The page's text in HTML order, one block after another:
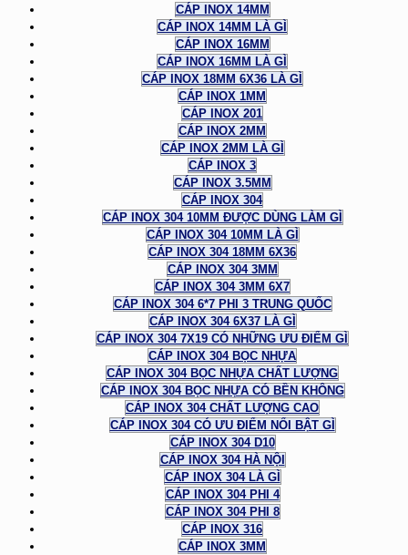
CÁP INOX 14MM
CÁP INOX 14MM LÀ GÌ
CÁP INOX 16MM
CÁP INOX 16MM LÀ GÌ
CÁP INOX 18MM 6X36 LÀ GÌ
CÁP INOX 1MM
CÁP INOX 201
CÁP INOX 2MM
CÁP INOX 2MM LÀ GÌ
CÁP INOX 3
CÁP INOX 3.5MM
CÁP INOX 304
CÁP INOX 304 10MM ĐƯỢC DÙNG LÀM GÌ
CÁP INOX 304 10MM LÀ GÌ
CÁP INOX 304 18MM 6X36
CÁP INOX 304 3MM
CÁP INOX 304 3MM 6X7
CÁP INOX 304 6*7 PHI 3 TRUNG QUỐC
CÁP INOX 304 6X37 LÀ GÌ
CÁP INOX 304 7X19 CÓ NHỮNG ƯU ĐIỂM GÌ
CÁP INOX 304 BỌC NHỰA
CÁP INOX 304 BỌC NHỰA CHẤT LƯỢNG
CÁP INOX 304 BỌC NHỰA CÓ BỀN KHÔNG
CÁP INOX 304 CHẤT LƯỢNG CAO
CÁP INOX 304 CÓ ƯU ĐIỂM NỔI BẬT GÌ
CÁP INOX 304 D10
CÁP INOX 304 HÀ NỘI
CÁP INOX 304 LÀ GÌ
CÁP INOX 304 PHI 4
CÁP INOX 304 PHI 8
CÁP INOX 316
CÁP INOX 3MM